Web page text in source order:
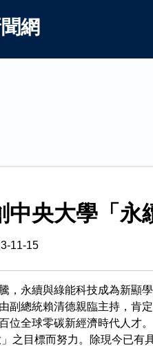
網
中央大學「永
11-15
，永續與綠能科技成為新顯
副總統賴清德親臨主持，肯
位全球零碳新經濟時代人才
」之目標而努力。除現今已